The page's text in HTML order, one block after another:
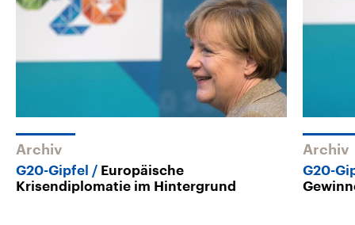
Archiv
G20-Gipfel
Europäische
Krisendiplomatie im Hintergrund
Archiv
G20-